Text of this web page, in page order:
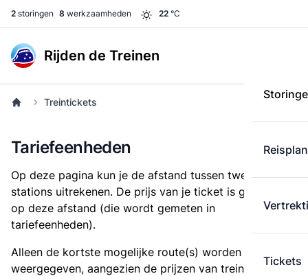
2 storingen 8 werkzaamheden 22 °C
Rijden de Treinen
Tickets
Treintickets
Tariefeenheden
Op deze pagina kun je de afstand tussen twee
stations uitrekenen. De prijs van je ticket is gebaseerd
op deze afstand (die wordt gemeten in
tariefeenheden).
Alleen de kortste mogelijke route(s) worden
weergegeven, aangezien de prijzen van treintickets